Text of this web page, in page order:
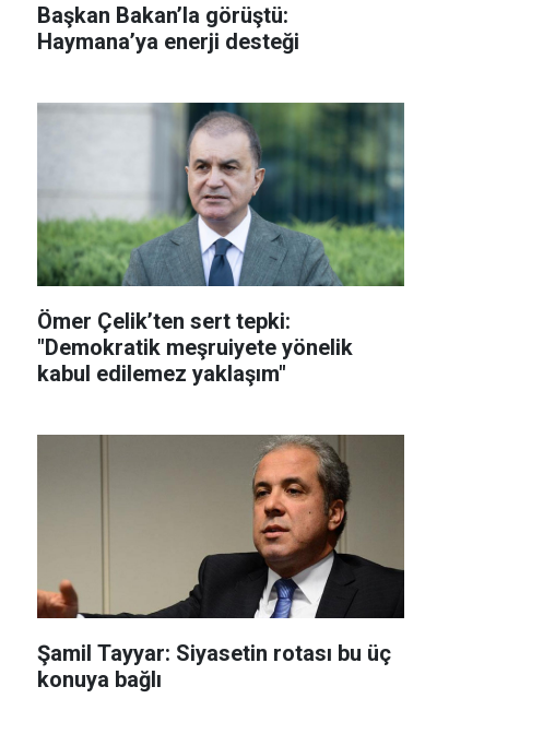
Başkan Bakan’la görüştü:
Haymana’ya enerji desteği
Ömer Çelik’ten sert tepki:
"Demokratik meşruiyete yönelik
kabul edilemez yaklaşım"
Şamil Tayyar: Siyasetin rotası bu üç
konuya bağlı